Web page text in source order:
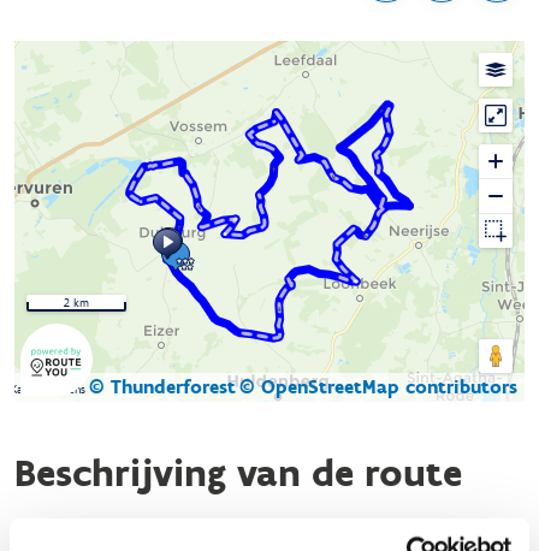
Kaartgegevens © Thunderforest© OpenStreetMap contributors
2 km
Beschrijving van de route
Ontdek de serene route van Duisburg voor ruiters en